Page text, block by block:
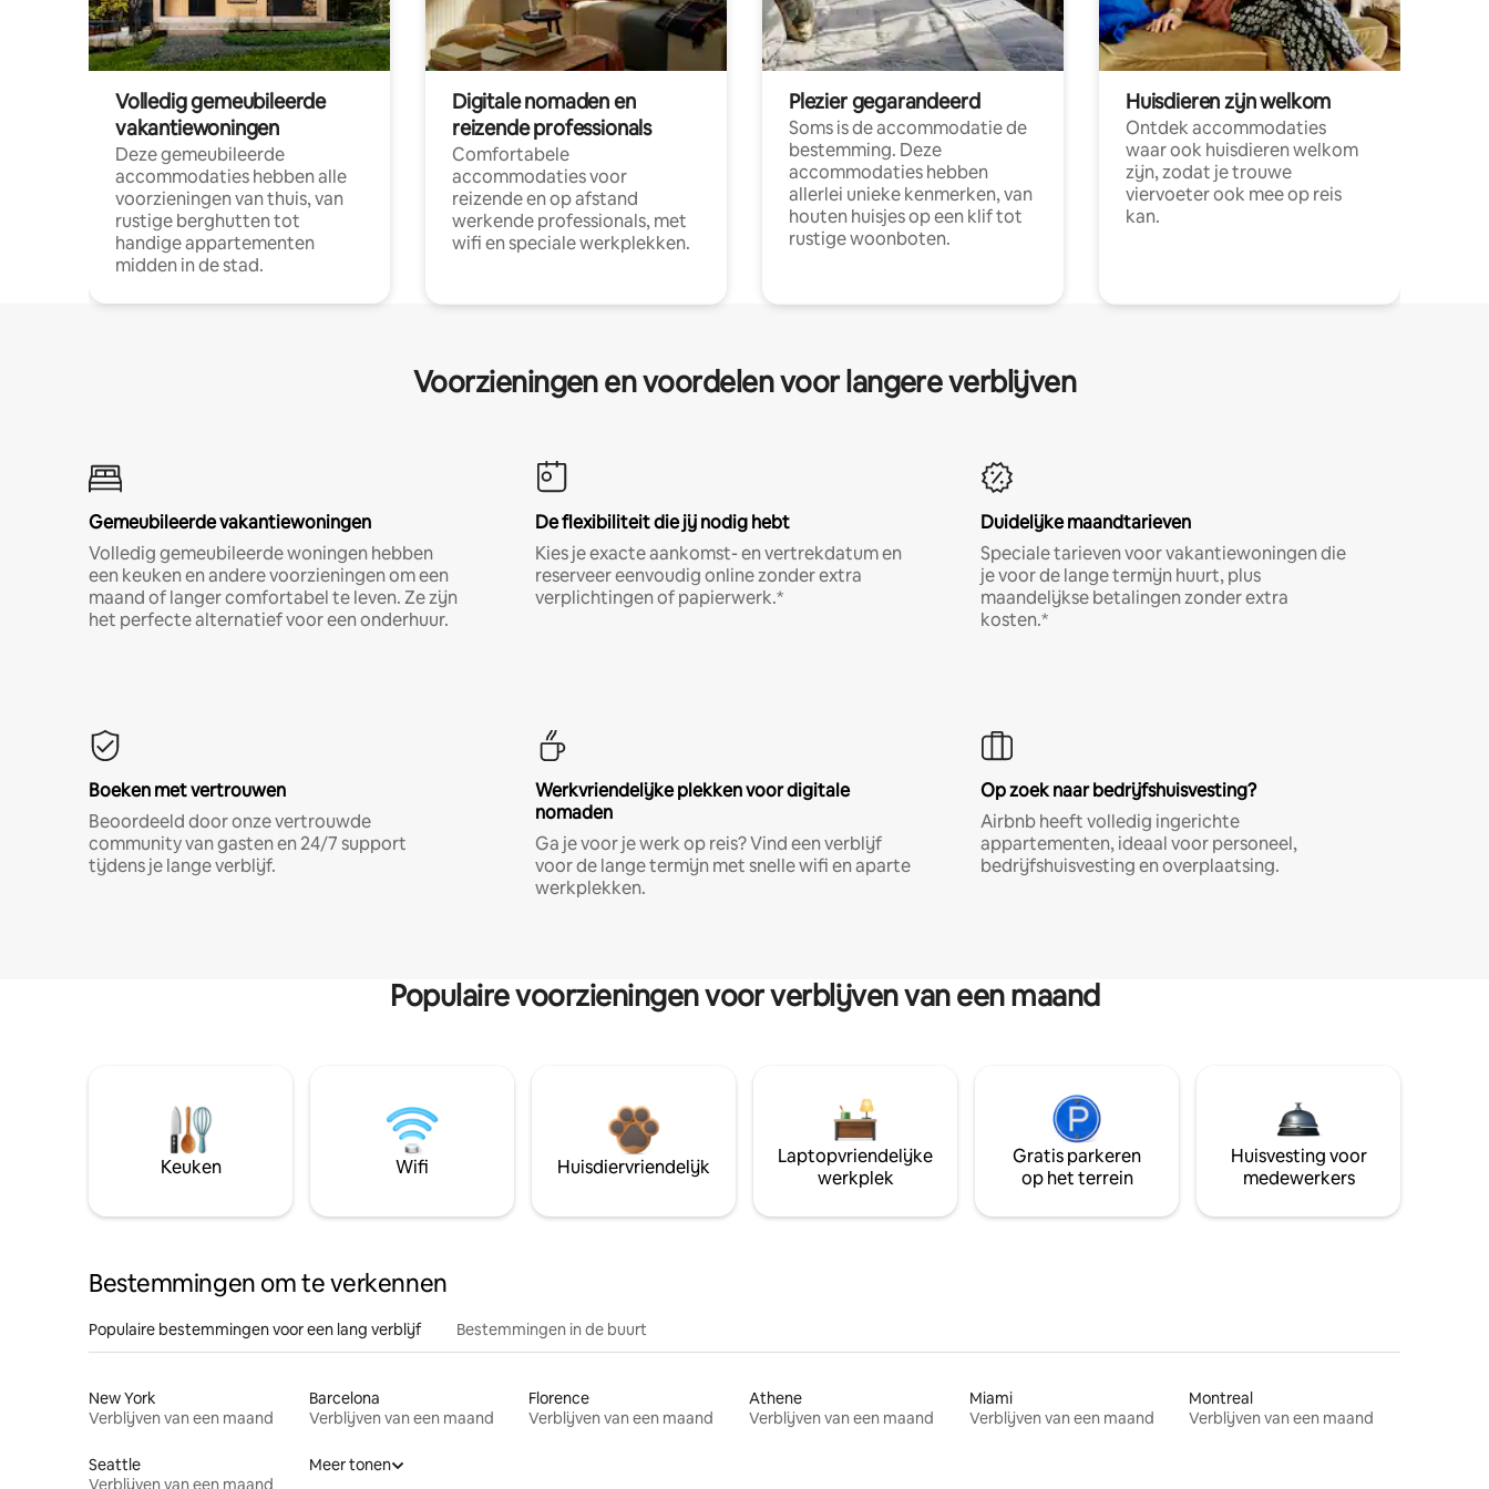
Volledig gemeubileerde
vakantiewoningen
Deze gemeubileerde
accommodaties hebben alle
voorzieningen van thuis, van
rustige berghutten tot
handige appartementen
midden in de stad.
Digitale nomaden en
reizende professionals
Comfortabele
accommodaties voor
reizende en op afstand
werkende professionals, met
wifi en speciale werkplekken.
Plezier gegarandeerd
Soms is de accommodatie de
bestemming. Deze
accommodaties hebben
allerlei unieke kenmerken, van
houten huisjes op een klif tot
rustige woonboten.
Huisdieren zijn welkom
Ontdek accommodaties
waar ook huisdieren welkom
zijn, zodat je trouwe
viervoeter ook mee op reis
kan.
Voorzieningen en voordelen voor langere verblijven
Gemeubileerde vakantiewoningen
Volledig gemeubileerde woningen hebben
een keuken en andere voorzieningen om een
maand of langer comfortabel te leven. Ze zijn
het perfecte alternatief voor een onderhuur.
De flexibiliteit die jij nodig hebt
Kies je exacte aankomst- en vertrekdatum en
reserveer eenvoudig online zonder extra
verplichtingen of papierwerk.*
Duidelijke maandtarieven
Speciale tarieven voor vakantiewoningen die
je voor de lange termijn huurt, plus
maandelijkse betalingen zonder extra
kosten.*
Boeken met vertrouwen
Beoordeeld door onze vertrouwde
community van gasten en 24/7 support
tijdens je lange verblijf.
Werkvriendelijke plekken voor digitale
nomaden
Ga je voor je werk op reis? Vind een verblijf
voor de lange termijn met snelle wifi en aparte
werkplekken.
Op zoek naar bedrijfshuisvesting?
Airbnb heeft volledig ingerichte
appartementen, ideaal voor personeel,
bedrijfshuisvesting en overplaatsing.
Populaire voorzieningen voor verblijven van een maand
Keuken Wifi Huisdiervriendelijk
Laptopvriendelijke
werkplek
Gratis parkeren
op het terrein
Huisvesting voor
medewerkers
Bestemmingen om te verkennen
Populaire bestemmingen voor een lang verblijf Bestemmingen in de buurt
New York
Verblijven van een maand
Barcelona
Verblijven van een maand
Florence
Verblijven van een maand
Athene
Verblijven van een maand
Miami
Verblijven van een maand
Montreal
Verblijven van een maand
Seattle
Verblijven van een maand
Meer tonen